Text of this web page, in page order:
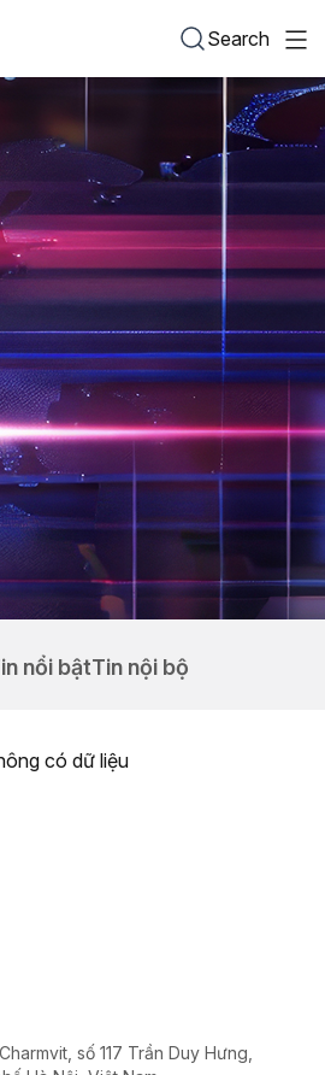
Search
nổi bậtTin nội bộ
có dữ liệu
số 117 Trần Duy Hưng,